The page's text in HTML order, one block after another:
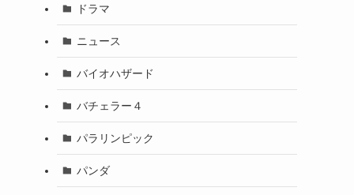
ドラマ
ニュース
バイオハザード
バチェラー４
パラリンピック
パンダ